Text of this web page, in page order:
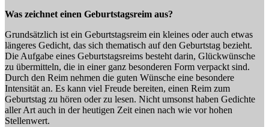
Was zeichnet einen Geburtstagsreim aus?
Grundsätzlich ist ein Geburtstagsreim ein kleines oder auch etwas
längeres Gedicht, das sich thematisch auf den Geburtstag bezieht.
Die Aufgabe eines Geburtstagsreims besteht darin, Glückwünsche
zu übermitteln, die in einer ganz besonderen Form verpackt sind.
Durch den Reim nehmen die guten Wünsche eine besondere
Intensität an. Es kann viel Freude bereiten, einen Reim zum
Geburtstag zu hören oder zu lesen. Nicht umsonst haben Gedichte
aller Art auch in der heutigen Zeit einen nach wie vor hohen
Stellenwert.